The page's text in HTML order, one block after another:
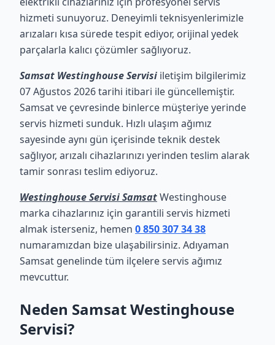
hizmeti sunuyoruz. Deneyimli teknisyenlerimizle
arızaları kısa sürede tespit ediyor, orijinal yedek
parçalarla kalıcı çözümler sağlıyoruz.
Samsat Westinghouse Servisi iletişim bilgilerimiz
07 Ağustos 2026 tarihi itibari ile güncellemiştir.
Samsat ve çevresinde binlerce müşteriye yerinde
servis hizmeti sunduk. Hızlı ulaşım ağımız
sayesinde aynı gün içerisinde teknik destek
sağlıyor, arızalı cihazlarınızı yerinden teslim alarak
tamir sonrası teslim ediyoruz.
Westinghouse Servisi SamsatWestinghouse
marka cihazlarınız için garantili servis hizmeti
almak isterseniz, hemen 0 850 307 34 38
numaramızdan bize ulaşabilirsiniz. Adıyaman
Samsat genelinde tüm ilçelere servis ağımız
mevcuttur.
Neden Samsat Westinghouse
Servisi?